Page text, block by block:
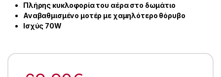
Πλήρης κυκλοφορία του αέρα στο δωμάτιο
Αναβαθμισμένο μοτέρ με χαμηλότερο θόρυβο
Ισχύς 70W